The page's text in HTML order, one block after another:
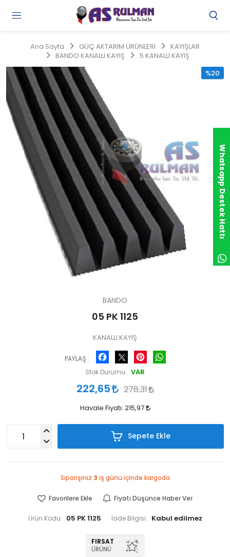
Ana Sayfa GÜÇ AKTARIM ÜRÜNLERİ
KAYIŞLAR
BANDO KANALLI KAYIŞ
5 KANALLI KAYIŞ
%20
BANDO
05 PK 1125
KANALLI KAYIŞ
PAYLAŞ :
Facebook Pinterest
Stok Durumu: VAR
222,65 278,31
Havale Fiyatı: 215,97
Sepete Ekle
Siparişiniz 3 iş günü içinde kargoda
Favorilere Ekle Fiyatı Düşünce Haber Ver
Ürün Kodu: 05 PK 1125 İade Bilgisi:
FIRSAT
ÜRÜNÜ
Whatsapp Destek Hattı